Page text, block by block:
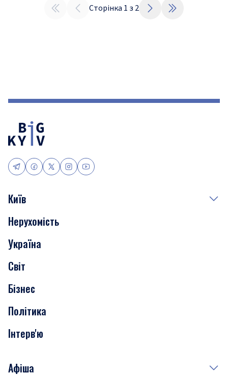
Сторінка 1 з 2
Київ
Події
Скандали
Нерухомість
Транспорт
Нерухомість
Україна
Світ
Бізнес
Політика
Інтерв'ю
Афіша